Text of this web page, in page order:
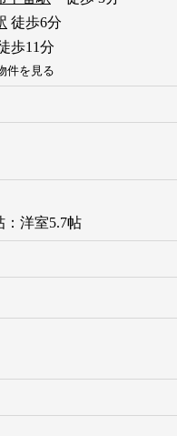
徒歩6分
歩11分
件を見る
：洋室5.7帖